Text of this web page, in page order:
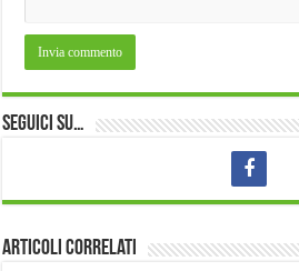
Seguici su…
Articoli correlati